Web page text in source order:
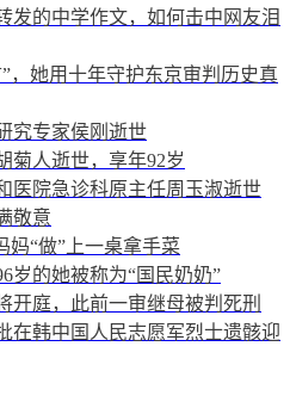
发的中学作文，如何击中网友泪
，她用十年守护东京审判历史真
究专家侯刚逝世
菊人逝世，享年92岁
医院急诊科原主任周玉淑逝世
敬意
妈“做”上一桌拿手菜
岁的她被称为“国民奶奶”
开庭，此前一审继母被判死刑
韩中国人民志愿军烈士遗骸迎